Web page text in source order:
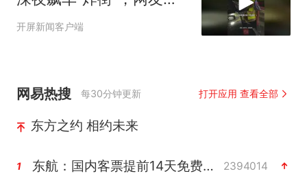
抓得好！为警察叔叔点赞
开屏新闻客户端
网易热搜 每30分钟更新 打开应用 查看全部
东方之约 相约未来
1 东航：国内客票提前14天免费退改 2394014